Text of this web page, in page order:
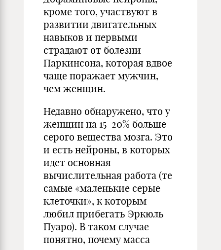
кроме того, участвуют в
развитии двигательных
навыков и первыми
страдают от болезни
Паркинсона, которая вдвое
чаще поражает мужчин,
чем женщин.
Недавно обнаружено, что у
женщин на 15-20% больше
серого вещества мозга. Это
и есть нейроны, в которых
идет основная
вычислительная работа (те
самые «маленькие серые
клеточки», к которым
любил прибегать Эркюль
Пуаро). В таком случае
понятно, почему масса